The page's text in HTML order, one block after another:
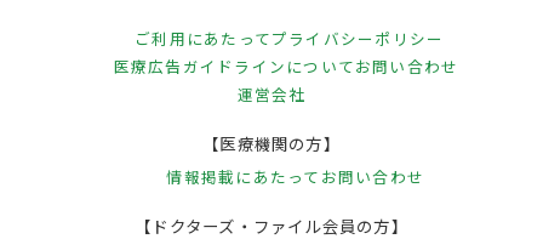
ご利用にあたってプライバシーポリシー
医療広告ガイドラインについてお問い合わせ
運営会社
【医療機関の方】
情報掲載にあたって お問い合わせ
【ドクターズ・ファイル会員の方】